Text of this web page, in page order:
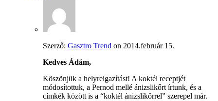
Szerző: Gasztro Trend on 2014.február 15.
Kedves Ádám,
Köszönjük a helyreigazítást! A koktél receptjét
módosítottuk, a Pernod mellé ánizslikőrt írtunk, és a
címkék között is a “koktél ánizslikőrrel” szerepel már.